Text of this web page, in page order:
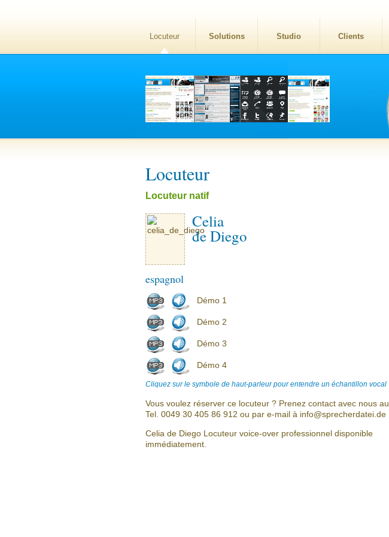
Locuteur Solutions Studio Clients
Locuteur
Locuteur natif
Celia
de Diego
espagnol
Démo 1
Démo 2
Démo 3
Démo 4
Cliquez sur le symbole de haut-parleur pour entendre un échantillon vocal
Vous voulez réserver ce locuteur ? Prenez contact avec nous au
Tel. 0049 30 405 86 912 ou par e-mail à info@sprecherdatei.de
Celia de Diego Locuteur voice-over professionnel disponible
immédiatement.